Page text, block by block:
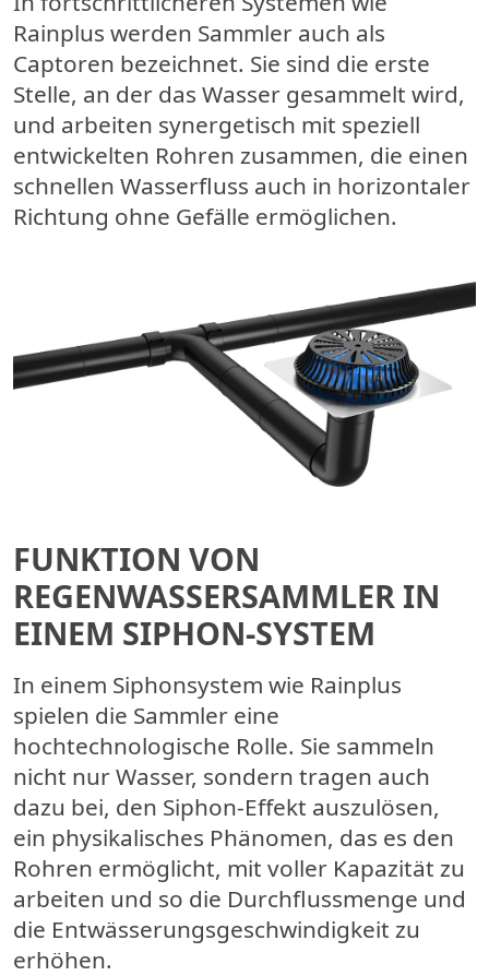
Rainplus werden Sammler auch als
Captoren bezeichnet. Sie sind die erste
Stelle, an der das Wasser gesammelt wird,
und arbeiten synergetisch mit speziell
entwickelten Rohren zusammen, die einen
schnellen Wasserfluss auch in horizontaler
Richtung ohne Gefälle ermöglichen.
FUNKTION VON
REGENWASSERSAMMLER IN
EINEM SIPHON-SYSTEM
In einem Siphonsystem wie Rainplus
spielen die Sammler eine
hochtechnologische Rolle. Sie sammeln
nicht nur Wasser, sondern tragen auch
dazu bei, den Siphon-Effekt auszulösen,
ein physikalisches Phänomen, das es den
Rohren ermöglicht, mit voller Kapazität zu
arbeiten und so die Durchflussmenge und
die Entwässerungsgeschwindigkeit zu
erhöhen.